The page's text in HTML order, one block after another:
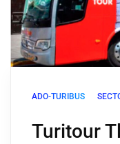
ADO-TURIBUS
Turitour